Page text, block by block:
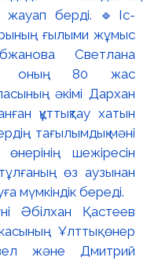
Әбілхан Қастеев
Ұлттық өнер
және Дмитрий